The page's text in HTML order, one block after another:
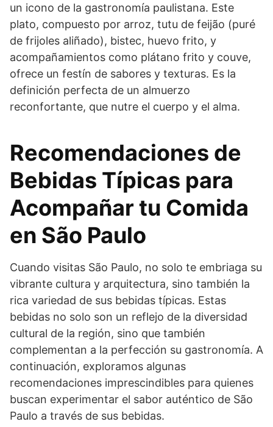
un icono de la gastronomía paulistana. Este
plato, compuesto por arroz, tutu de feijão (puré
de frijoles aliñado), bistec, huevo frito, y
acompañamientos como plátano frito y couve,
ofrece un festín de sabores y texturas. Es la
definición perfecta de un almuerzo
reconfortante, que nutre el cuerpo y el alma.
Recomendaciones de
Bebidas Típicas para
Acompañar tu Comida
en São Paulo
Cuando visitas São Paulo, no solo te embriaga su
vibrante cultura y arquitectura, sino también la
rica variedad de sus bebidas típicas. Estas
bebidas no solo son un reflejo de la diversidad
cultural de la región, sino que también
complementan a la perfección su gastronomía. A
continuación, exploramos algunas
recomendaciones imprescindibles para quienes
buscan experimentar el sabor auténtico de São
Paulo a través de sus bebidas.